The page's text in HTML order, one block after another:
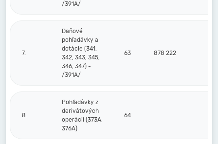
/391A/
7.
Daňové
pohľadávky a
dotácie (341,
342, 343, 345,
346, 347) -
/391A/
63 878 222
8.
Pohľadávky z
derivátových
operácií (373A,
376A)
64